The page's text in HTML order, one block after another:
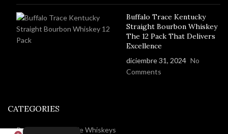
Buffalo Trace Kentucky
Straight Bourbon Whiskey
The 12 Pack That Delivers
Excellence
diciembre 31, 2024 No
Comments
CATEGORIES
Rare And Collectable Whiskeys